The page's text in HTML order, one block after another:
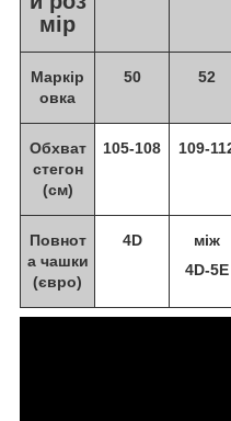
мір
Маркір
овка
50 52
Обхват
стегон
(см)
105-108 109-
Повнот
а чашки
(євро)
4D
між
4D-5E